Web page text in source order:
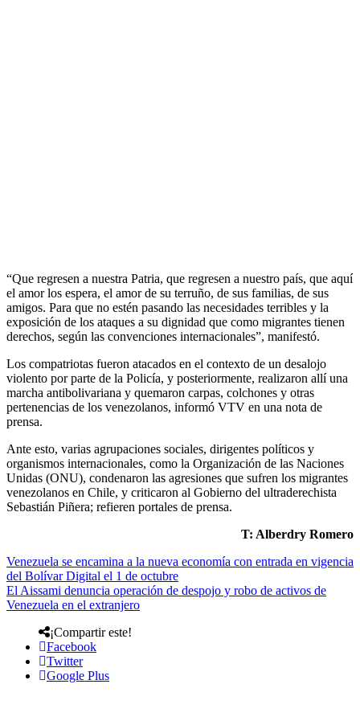
“Que regresen a nuestra Patria, que regresen a nuestro país, que aquí
el amor los espera, el amor de su terruño, de sus familias, de sus
amigos. Para que no estén pasando las necesidades terribles y la
exposición de los ataques a su dignidad que como migrantes tienen
derechos, según las convenciones internacionales”, manifestó.
Los compatriotas fueron atacados en el contexto de un desalojo
violento por parte de la Policía, y posteriormente, realizaron allí una
marcha antibolivariana y quemaron carpas, colchones y otras
pertenencias de los venezolanos, informó VTV en una nota de
prensa.
Ante esto, varias agrupaciones sociales, dirigentes políticos y
organismos internacionales, como la Organización de las Naciones
Unidas (ONU), condenaron las agresiones que sufren los migrantes
venezolanos en Chile, y criticaron al Gobierno del ultraderechista
Sebastián Piñera; refieren portales de prensa.
T: Alberdry Romero
Venezuela se encamina a la nueva economía con entrada en vigencia
del Bolívar Digital el 1 de octubre
El Aissami denuncia operación de despojo y robo de activos de
Venezuela en el extranjero
¡Compartir este!
Facebook
Twitter
Google Plus